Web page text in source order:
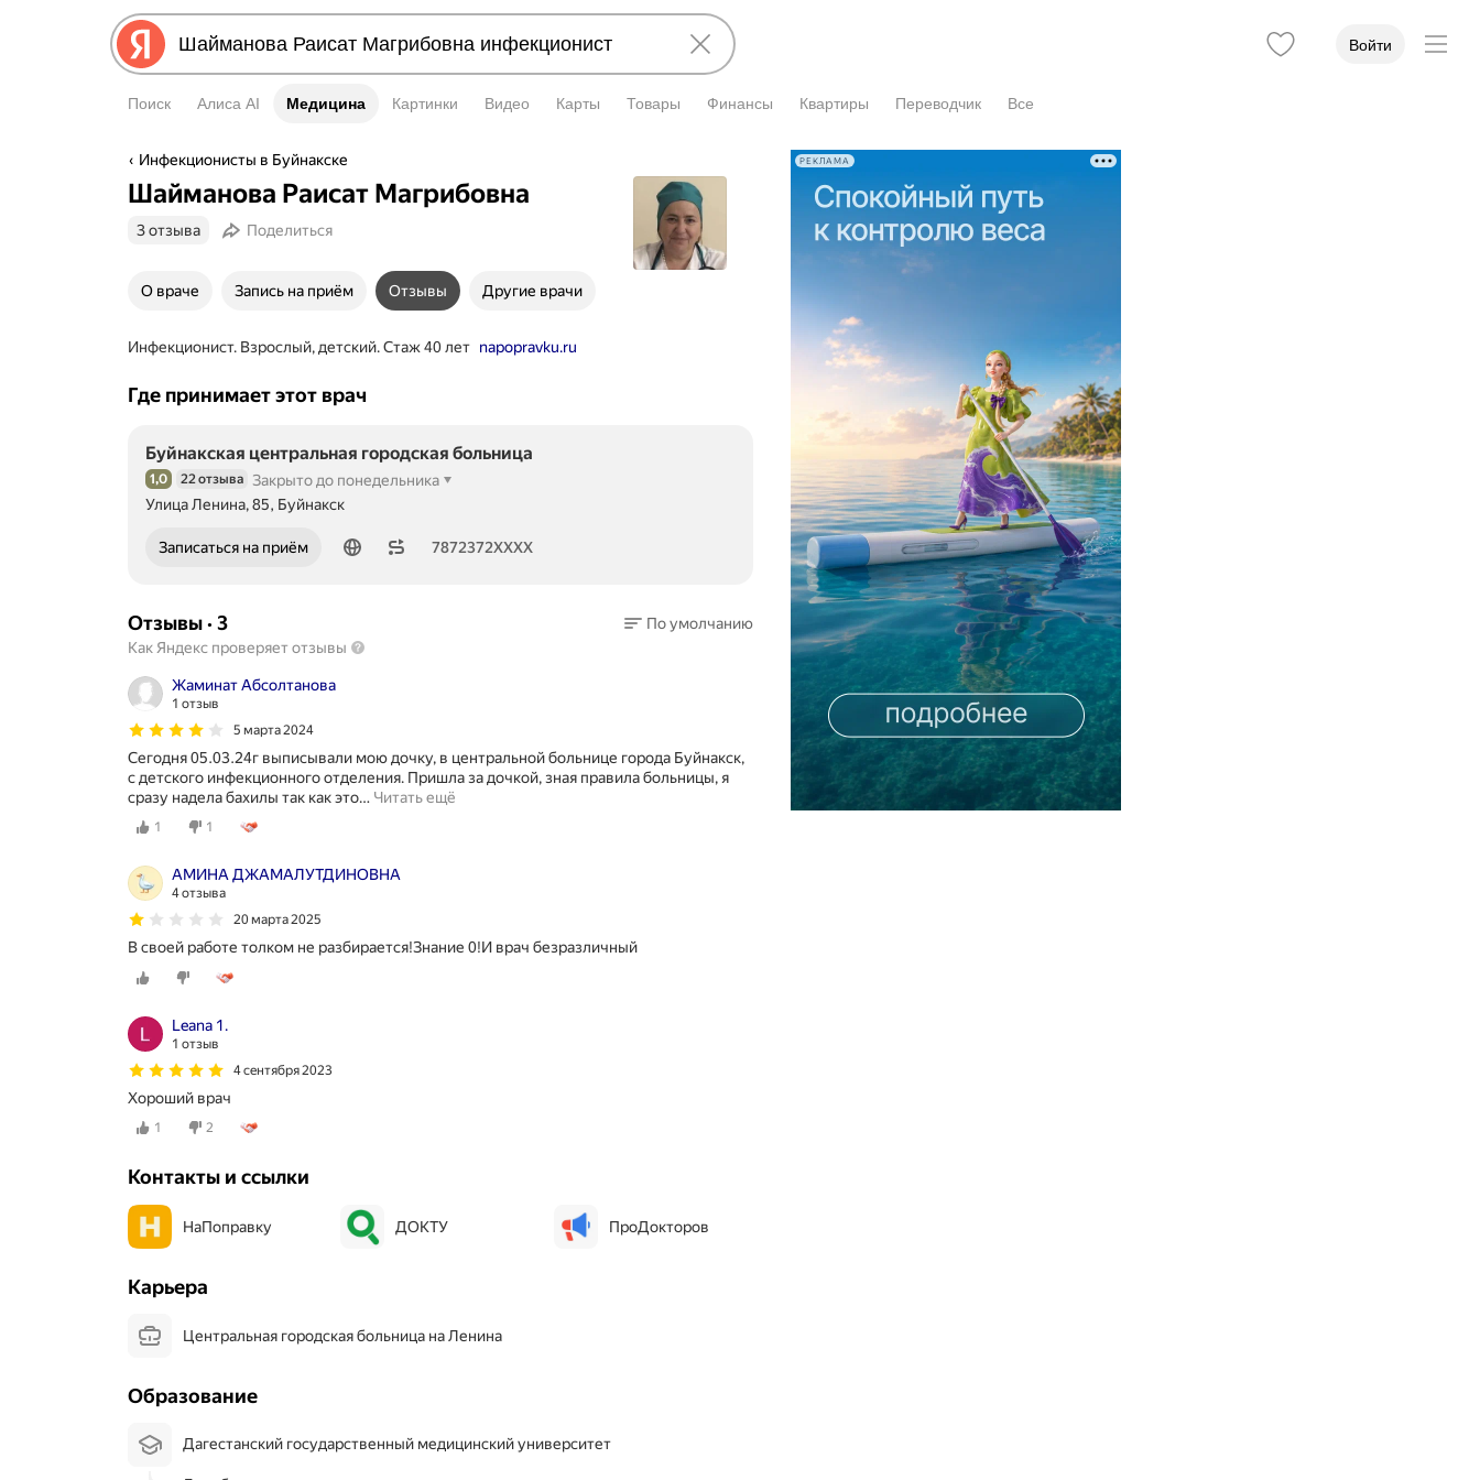
Войти
Поиск Алиса AI Медицина
Медицина Картинки Видео Карты Товары Финансы Квартиры Переводчик Все
Инфекционисты в Буйнакске
Шайманова Раисат Магрибовна
3 отзыва Поделиться
О враче Запись на приём Отзывы Другие врачи
Инфекционист. Взрослый, детский. Стаж 40 лет napopravku.ru
Где принимает этот врач
Буйнакская центральная городская больница
Рейтинг 1,0 из 5
1,0 22 отзыва Закрыто до понедельника
Улица Ленина, 85, Буйнакск
Записаться на приём
Номер телефона: 78723721407 7872372XXXX
Отзывы· 3
Как Яндекс проверяет отзывы
По умолчанию
Жаминат Абсолтанова
1 отзыв
5 марта 2024
Сегодня 05.03.24г выписывали мою дочку, в центральной больнице города Буйнакск,
с детского инфекционного отделения. Пришла за дочкой, зная правила больницы, я
сразу надела бахилы так как это… Читать ещё
1 1
АМИНА ДЖАМАЛУТДИНОВНА
4 отзыва
20 марта 2025
В своей работе толком не разбирается!Знание 0!И врач безразличный
Leana 1.
1 отзыв
4 сентября 2023
Хороший врач
1 2
Контакты и ссылки
НаПоправку ДОКТУ ПроДокторов
Карьера
Центральная городская больница на Ленина
Образование
Дагестанский государственный медицинский университет
РЕКЛАМА